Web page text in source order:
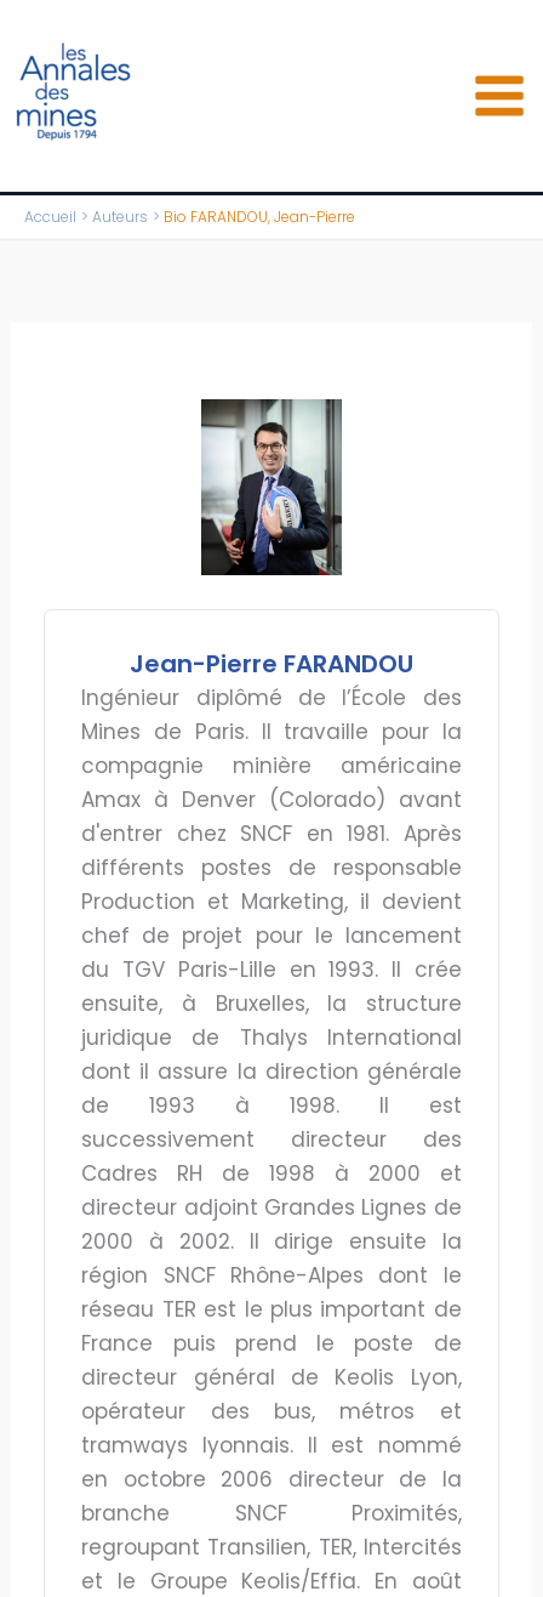
contenu
Accueil Auteurs Bio FARANDOU, Jean-Pierre
Jean-Pierre FARANDOU
Ingénieur diplômé de l’École des
Mines de Paris. Il travaille pour la
compagnie minière américaine
Amax à Denver (Colorado) avant
d'entrer chez SNCF en 1981. Après
différents postes de responsable
Production et Marketing, il devient
chef de projet pour le lancement
du TGV Paris-Lille en 1993. Il crée
ensuite, à Bruxelles, la structure
juridique de Thalys International
dont il assure la direction générale
de 1993 à 1998. Il est
successivement directeur des
Cadres RH de 1998 à 2000 et
directeur adjoint Grandes Lignes de
2000 à 2002. Il dirige ensuite la
région SNCF Rhône-Alpes dont le
réseau TER est le plus important de
France puis prend le poste de
directeur général de Keolis Lyon,
opérateur des bus, métros et
tramways lyonnais. Il est nommé
en octobre 2006 directeur de la
branche SNCF Proximités,
regroupant Transilien, TER, Intercités
et le Groupe Keolis/Effia. En août